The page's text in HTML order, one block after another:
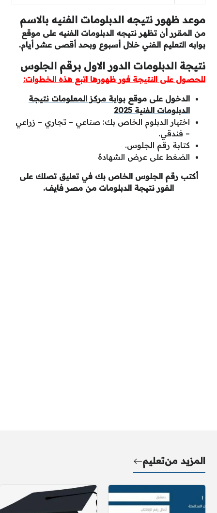
موعد ظهور نتيجه الدبلومات الفنيه بالاسم
من المقرر أن تظهر نتيجه الدبلومات الفنيه على موقع
بوابه التعليم الفني خلال أسبوع وبحد أقصى عشر أيام.
نتيجة الدبلومات الدور الاول برقم الجلوس
للحصول على النتيجة فور ظهورها اتبع هذه الخطوات:
الدخول على موقع بوابة مركز المعلومات نتيجة
الدبلومات الفنية 2025
اختيار الدبلوم الخاص بك: صناعي – تجاري – زراعي
– فندقي.
كتابة رقم الجلوس.
الضغط على عرض الشهادة
أكتب رقم الجلوس الخاص بك في تعليق تصلك على
الفور نتيجة الدبلومات من مصر فايف.
المزيد منتعليم